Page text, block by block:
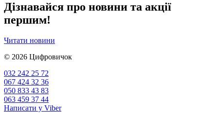
Дізнавайся про новини та акції
першим!
Читати новини
© 2026 Цифровичок
032 242 25 72
067 424 32 36
050 833 43 83
063 459 37 44
Написати у Viber